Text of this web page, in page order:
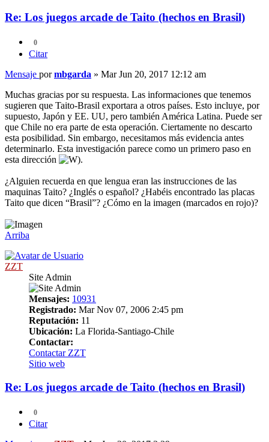
Re: Los juegos arcade de Taito (hechos en Brasil)
0
Citar
Mensaje pormbgarda » Mar Jun 20, 2017 12:12 am
Muchas gracias por su respuesta. Las informaciones que tenemos
sugieren que Taito-Brasil exportara a otros países. Esto incluye, por
supuesto, Japón y EE. UU, pero también América Latina. Puede ser
que Chile no era parte de esta operación. Ciertamente no descarto
esta posibilidad. Sin embargo, necesitamos más evidencia antes
determinarlo. Esta investigación parece como un primero paso en
esta dirección
¿Alguien recuerda en que lengua eran las instrucciones de las
maquinas Taito? ¿Inglés o español? ¿Habéis encontrado las placas
Taito que dicen “Brasil”? ¿Cómo en la imagen (marcados en rojo)?
Arriba
ZZT
Site Admin
Mensajes: 10931
Registrado: Mar Nov 07, 2006 2:45 pm
Reputación: 11
Ubicación: La Florida-Santiago-Chile
Contactar:
Contactar ZZT
Sitio web
Re: Los juegos arcade de Taito (hechos en Brasil)
0
Citar